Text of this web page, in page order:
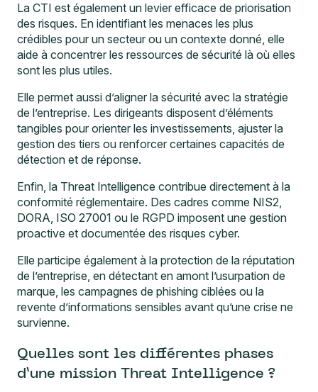
La CTI est également un levier efficace de priorisation
des risques. En identifiant les menaces les plus
crédibles pour un secteur ou un contexte donné, elle
aide à concentrer les ressources de sécurité là où elles
sont les plus utiles.
Elle permet aussi d’aligner la sécurité avec la stratégie
de l’entreprise. Les dirigeants disposent d’éléments
tangibles pour orienter les investissements, ajuster la
gestion des tiers ou renforcer certaines capacités de
détection et de réponse.
Enfin, la Threat Intelligence contribue directement à la
conformité réglementaire. Des cadres comme NIS2,
DORA, ISO 27001 ou le RGPD imposent une gestion
proactive et documentée des risques cyber.
Elle participe également à la protection de la réputation
de l’entreprise, en détectant en amont l’usurpation de
marque, les campagnes de phishing ciblées ou la
revente d’informations sensibles avant qu’une crise ne
survienne.
Quelles sont les différentes phases
d’une mission Threat Intelligence ?